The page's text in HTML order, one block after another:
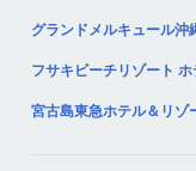
グランドメルキュール沖
フサキビーチリゾート
宮古島東急ホテル＆リゾ